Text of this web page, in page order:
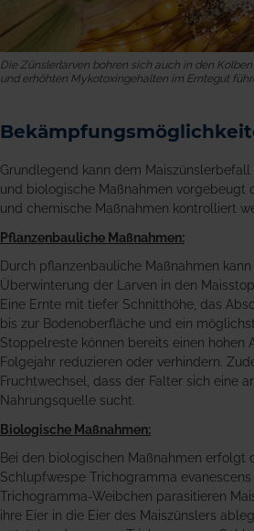
Die Zünslerlarven bohren sich auch in den
und erhöhten Mykotoxingehalten im Erntegut
Grundlegend kann dem
und biologische Maßnahmen vorgebeugt
und chemische Maßnahmen kontrolliert
Pflanzenbauliche Maßnahmen:
Durch pflanzenbauliche Maßnahmen
Überwinterung der Larven in den
Eine Ernte mit tiefer Schnitthöhe, das
bis zur Bodenoberfläche und ein
Stoppelreste können bereits einen hohen
Folgejahr reduzieren oder verhindern.
Fruchtwechsel, dass der Falter sich eine
Nahrungsquelle sucht.
Biologische Maßnahmen:
Bei den biologischen Maßnahmen erfolgt
Schlupfwespe Trichogramma
Trichogramma-Weibchen parasitieren
ihre Eier in die Eier des Maiszünslers